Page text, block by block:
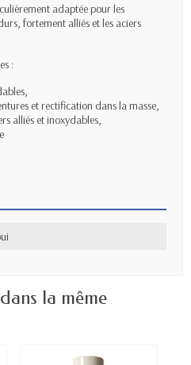
adaptée pour les
fortement alliés et les aciers
:
et rectification dans la masse,
alliés et inoxydables,
la même